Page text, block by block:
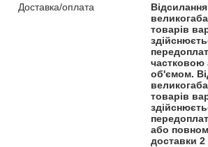
Доставка/оплата
Відсилання
товарів
об'ємом.
товарів
або
доставки